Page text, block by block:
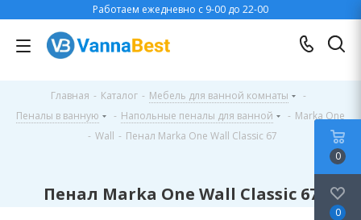
Работаем ежедневно с 9-00 до 22-00
Главная - Каталог - Мебель для ванной комнаты
-
Пеналы в ванную
- Напольные пеналы для ванной - Marka One
- Wall - Пенал Marka One Wall Classic 67
Пенал Marka One Wall Classic 67
0
0